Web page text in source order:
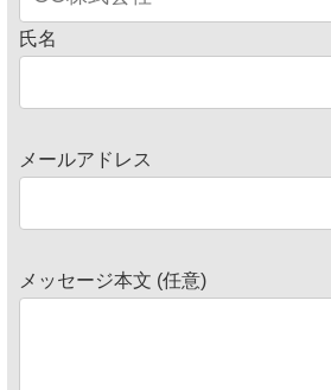
氏名
メールアドレス
メッセージ本文 (任意)